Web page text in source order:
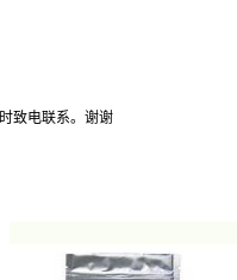
致电联系。谢谢